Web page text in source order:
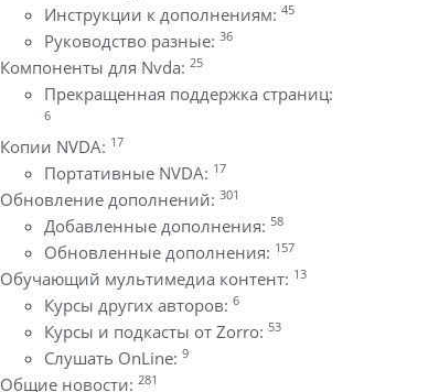
Инструкции к дополнениям: 45
Руководство разные: 36
Компоненты для Nvda: 25
Прекращенная поддержка страниц:
6
Копии NVDA: 17
Портативные NVDA: 17
Обновление дополнений: 301
Добавленные дополнения: 58
Обновленные дополнения: 157
Обучающий мультимедиа контент: 13
Курсы других авторов: 6
Курсы и подкасты от Zorro: 53
Слушать OnLine: 9
Общие новости: 281